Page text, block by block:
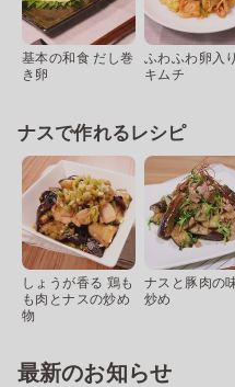
基本の和食 だし巻
き卵
ふわふわ卵入
キムチ
ナスで作れるレシピ
しょうが香る 鶏も
も肉とナスの炒め
物
ナスと豚肉の
炒め
最新のお知らせ